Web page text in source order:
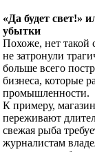
«Да будет свет!»
убытки
Похоже, нет такой
не затронули
больше всего
бизнеса, которые
промышленности.
К примеру,
переживают
свежая рыба
журналистам